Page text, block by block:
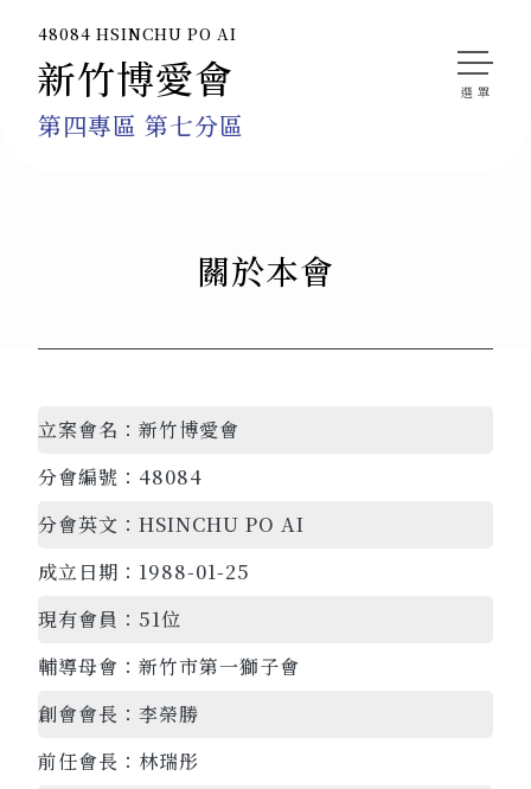
48084 HSINCHU PO AI
新竹博愛會
第四專區 第七分區
關於本會
立案會名： 新竹博愛會
分會編號： 48084
分會英文： HSINCHU PO AI
成立日期： 1988-01-25
現有會員： 51位
輔導母會： 新竹市第一獅子會
創會會長： 李榮勝
前任會長： 林瑞彤